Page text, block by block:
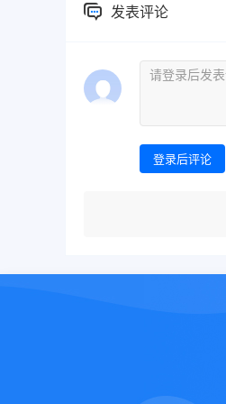
发表评论
登录后评论